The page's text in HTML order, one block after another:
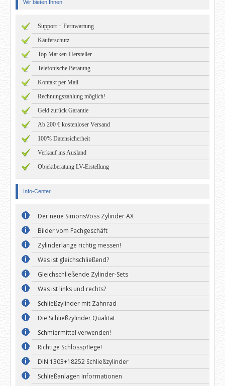
Wir bieten Ihnen
Support + Fernwartung
Käuferschutz
Top Marken-Hersteller
Telefonische Beratung
Kontakt per Mail
Rechnungszahlung möglich!
Geld zurück Garantie
Ab 200 € kostenloser Versand
100% Datensicherheit
Verkauf ins Ausland
Objektberatung LV-Erstellung
Info-Center
Der neue SimonsVoss Zylinder AX
Bilder vom Fachgeschäft
Zylinderlänge richtig messen!
Was ist gleichschließend?
Gleichschließende Zylinder-Sets
Was ist links und rechts?
Schließzylinder mit Zahnrad
Die Schließzylinder Qualität
Schmiermittel verwenden!
Richtige Schlosspflege!
DIN 1303+18252 Schließzylinder
Schließanlagen Informationen